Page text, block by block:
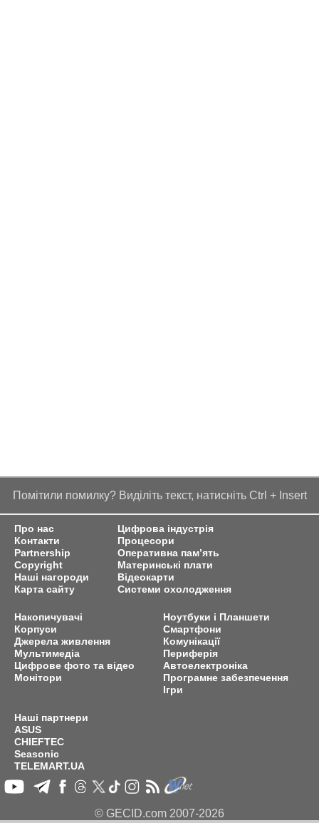
Помітили помилку? Виділіть текст, натисніть Ctrl + Insert
Про нас
Контакти
Partnership
Copyright
Наші нагороди
Карта сайту
Цифрова індустрія
Процесори
Оперативна пам’ять
Материнські плати
Відеокарти
Системи охолодження
Накопичувачі
Корпуси
Джерела живлення
Мультимедіа
Цифрове фото та відео
Монітори
Ноутбуки і Планшети
Смартфони
Комунікації
Периферія
Автоелектроніка
Програмне забезпечення
Ігри
Наші партнери
ASUS
CHIEFTEC
Seasonic
TELEMART.UA
© GECID.com 2007-2026